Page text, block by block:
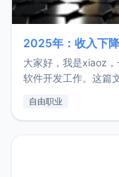
2025年：收入下
大家好，我是xiaoz
软件开发工作。这篇
收入下降20%，但却
自由职业